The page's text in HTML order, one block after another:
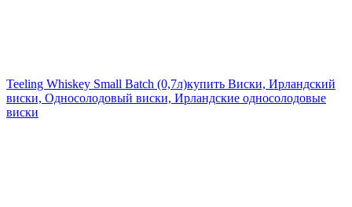
Teeling Whiskey Small Batch (0,7л)купить Виски, Ирландский
виски, Односолодовый виски, Ирландские односолодовые
виски